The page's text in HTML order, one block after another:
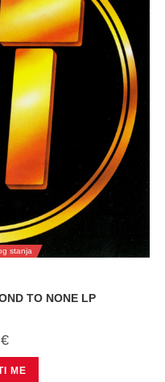
stanja
TO NONE LP
€
ME